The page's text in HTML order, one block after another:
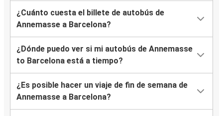
¿Cuánto cuesta el billete de autobús de
Annemasse a Barcelona?
¿Dónde puedo ver si mi autobús de Annemasse
to Barcelona está a tiempo?
¿Es posible hacer un viaje de fin de semana de
Annemasse a Barcelona?